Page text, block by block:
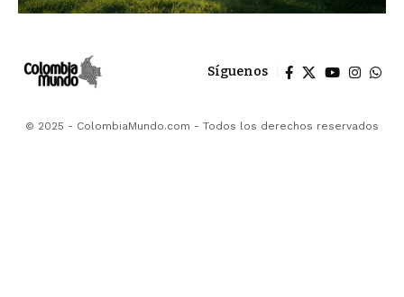
Síguenos
© 2025 - ColombiaMundo.com - Todos los derechos reservados